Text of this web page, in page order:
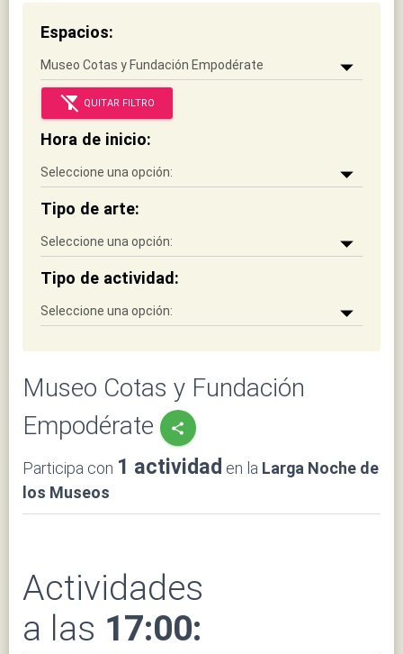
Espacios:
filter_alt_off QUITAR FILTRO
Hora de inicio:
Tipo de arte:
Tipo de actividad:
Museo Cotas y Fundación
Empodérate
share
Participa con 1 actividad en la Larga Noche de
los Museos
Actividades
a las 17:00: